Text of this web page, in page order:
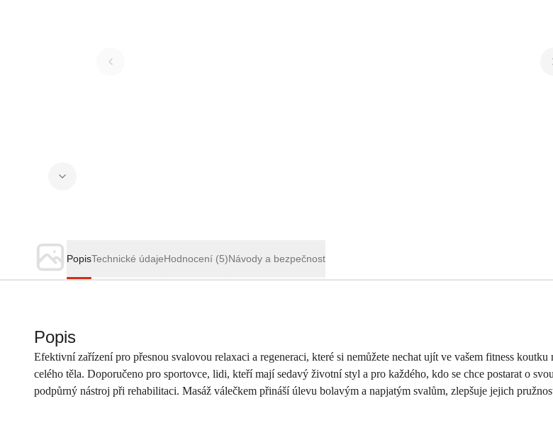
PopisTechnické údajeHodnocení (5)Návody a bezpečnost
Popis
Efektivní zařízení pro přesnou svalovou relaxaci a regeneraci, které si nemůžete nechat ujít ve vašem fitness
celého těla. Doporučeno pro sportovce, lidi, kteří mají sedavý životní styl a pro každého, kdo se chce postarat o
podpůrný nástroj při rehabilitaci. Masáž válečkem přináší úlevu bolavým a napjatým svalům, zlepšuje jejich